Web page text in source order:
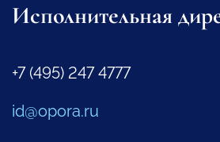
Исполнительная
+7 (495) 247 4777
id@opora.ru